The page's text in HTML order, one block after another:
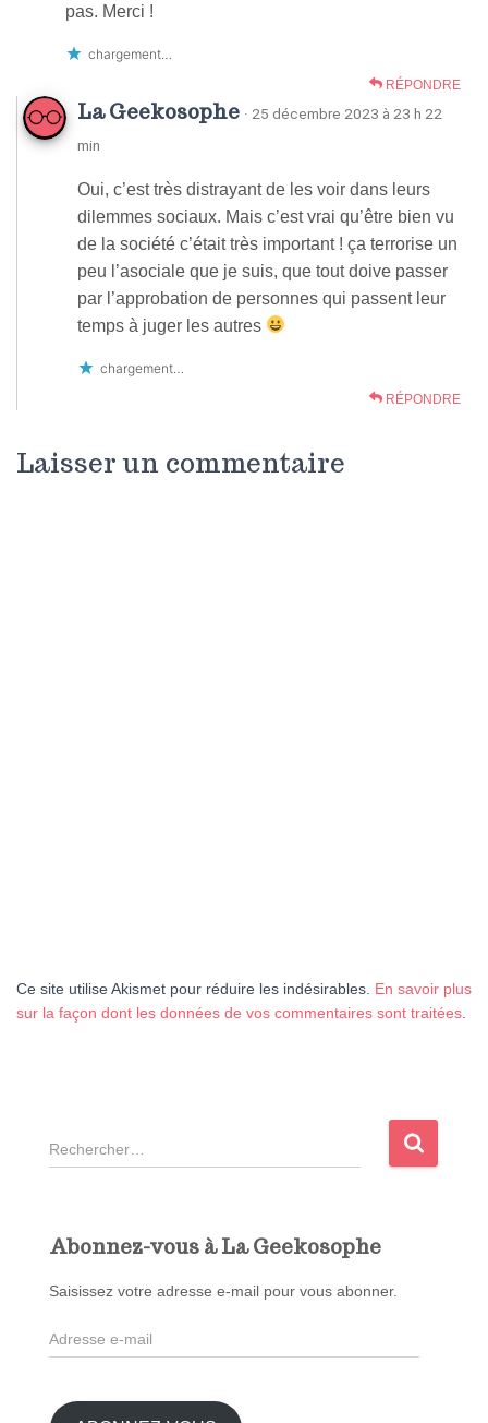
pas. Merci !
chargement…
RÉPONDRE
La Geekosophe · 25 décembre 2023 à 23 h 22
min
Oui, c’est très distrayant de les voir dans leurs
dilemmes sociaux. Mais c’est vrai qu’être bien vu
de la société c’était très important ! ça terrorise un
peu l’asociale que je suis, que tout doive passer
par l’approbation de personnes qui passent leur
temps à juger les autres
chargement…
RÉPONDRE
Laisser un commentaire
Ce site utilise Akismet pour réduire les indésirables. En savoir plus
sur la façon dont les données de vos commentaires sont traitées
R
e
c
e
r
Abonnez-vous à La Geekosophe
Saisissez votre adresse e-mail pour vous abonner.
A
d